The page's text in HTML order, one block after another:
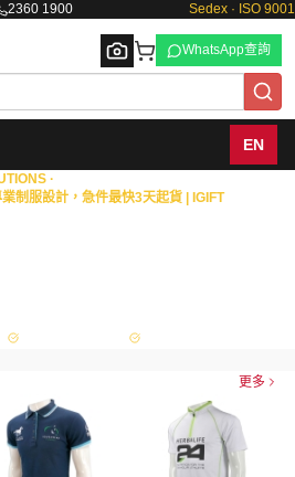
2360 1900 Sedex · ISO 9001
Browse
WhatsApp查詢
EN
·
制服設計，急件最快3天起貨 | IGIFT
更多